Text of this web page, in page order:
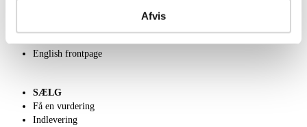
Afvis
English frontpage
SÆLG
Få en vurdering
Indlevering